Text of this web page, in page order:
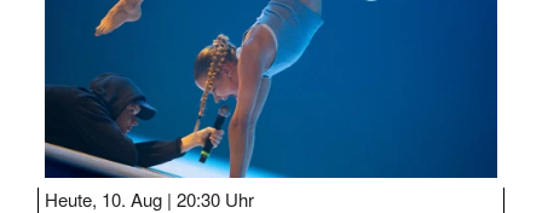
Heute, 10. Aug | 20:30 Uhr